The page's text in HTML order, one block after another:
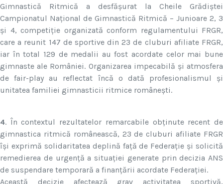
Gimnastică Ritmică a desfășurat la Cheile Grădiștei
Campionatul Național de Gimnastică Ritmică – Junioare 2, 3
și 4, competiție organizată conform regulamentului FRGR,
care a reunit 147 de sportive din 23 de cluburi afiliate FRGR,
iar în total 129 de medalii au fost acordate celor mai bune
gimnaste ale României. Organizarea impecabilă și atmosfera
de fair-play au reflectat încă o dată profesionalismul și
unitatea familiei gimnasticii ritmice românești.
4. În contextul rezultatelor remarcabile obținute recent de
gimnastica ritmică românească, 23 de cluburi afiliate FRGR
își exprimă solidaritatea deplină față de Federație și solicită
remedierea de urgență a situației generate prin decizia ANS
de suspendare temporară a finanțării acordate Federației.
Această decizie afectează grav activitatea sportivă,